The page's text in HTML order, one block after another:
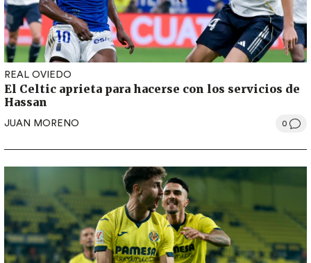
REAL OVIEDO
El Celtic aprieta para hacerse con los servicios de
Hassan
JUAN MORENO 0